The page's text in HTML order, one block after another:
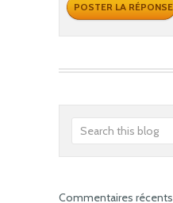
Commentaires récents